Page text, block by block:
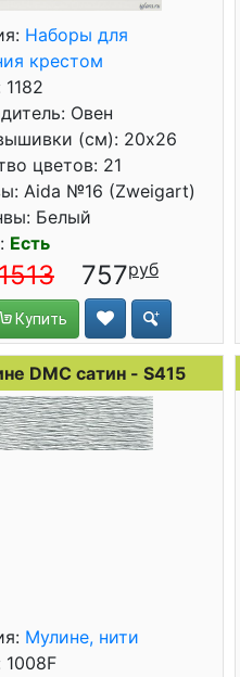
Наборы для
крестом
Овен
(см): 20x26
цветов: 21
Aida №16 (Zweigart)
Белый
Есть
757
Купить
DMC сатин - S415
Мулине, нити
1008F